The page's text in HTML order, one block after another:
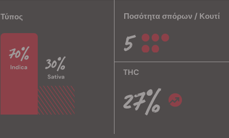
Τύπος Ποσότητα σπόρων / Κουτί
THC